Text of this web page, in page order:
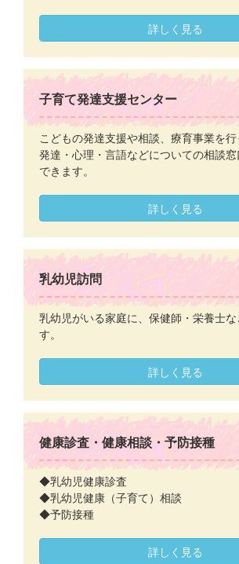
詳しく見る
子育て発達支援センター
こどもの発達支援や相談、療育事業を行
発達・心理・言語などについての相談
できます。
詳しく見る
乳幼児訪問
乳幼児がいる家庭に、保健師・栄養士な
す。
詳しく見る
健康診査・健康相談・予防接種
◆乳幼児健康診査
◆乳幼児健康（子育て）相談
◆予防接種
詳しく見る